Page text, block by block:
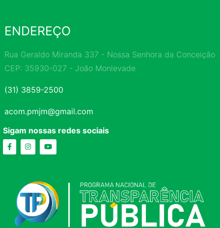
ENDEREÇO
Rua Geraldo Miranda 337 - Nossa Senhora da Conceição
CEP: 35930-027 - João Monlevade
(31) 3859-2500
acom.pmjm@gmail.com
Sigam nossas redes sociais